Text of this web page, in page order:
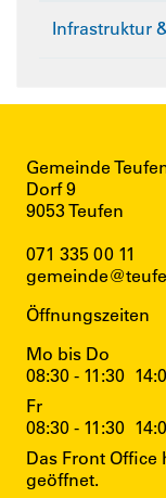
Infrastruktur
Gemeinde
Dorf 9
9053 Teufen
071 335 00 11
Öffnungszeiten
Mo bis Do
08:30 - 11:30
Fr
08:30 - 11:30
Das Front Office
geöffnet.